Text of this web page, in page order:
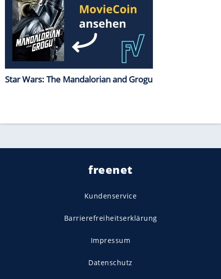
Star Wars: The Mandalorian and Grogu
freenet
Kundenservice
Barrierefreiheitserklärung
Impressum
Datenschutz